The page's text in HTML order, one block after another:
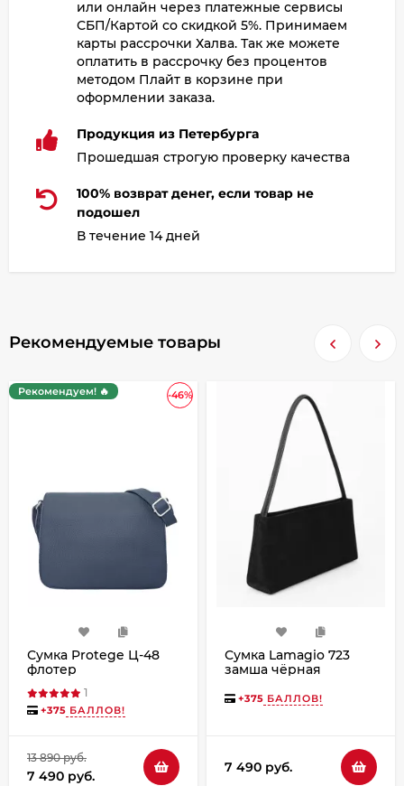
или онлайн через платежные сервисы
СБП/Картой со скидкой 5%. Принимаем
карты рассрочки Халва. Так же можете
оплатить в рассрочку без процентов
методом Плайт в корзине при
оформлении заказа.
Продукция из Петербурга
Прошедшая строгую проверку качества
100% возврат денег, если товар не
подошел
В течение 14 дней
Рекомендуемые товары
-46%
Рекомендуем! 🔥
Сумка Protege Ц-48
флотер
1
+375 БАЛЛОВ!
13 890 руб.
7 490 руб.
Сумка Lamagio 723
замша чёрная
+375 БАЛЛОВ!
7 490 руб.